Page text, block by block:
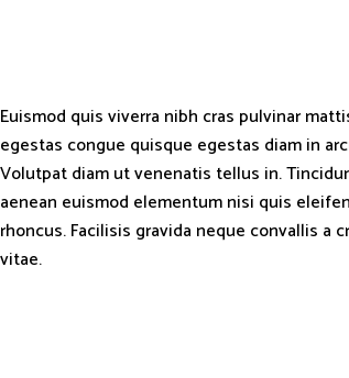
Euismod quis viverra nibh cras pulvinar
egestas congue quisque egestas diam in
Volutpat diam ut venenatis tellus in.
aenean euismod elementum nisi quis
rhoncus. Facilisis gravida neque convallis a
vitae.